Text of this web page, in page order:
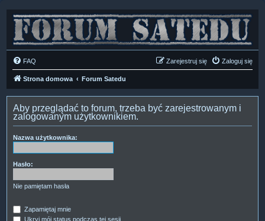
FAQ Zaloguj się
Zarejestruj się
Strona domowa Forum Satedu
Aby przeglądać to forum, trzeba być zarejestrowanym i
zalogowanym użytkownikiem.
Nazwa użytkownika:
Hasło:
Nie pamiętam hasła
Zapamiętaj mnie
Ukryj mój status podczas tej sesji